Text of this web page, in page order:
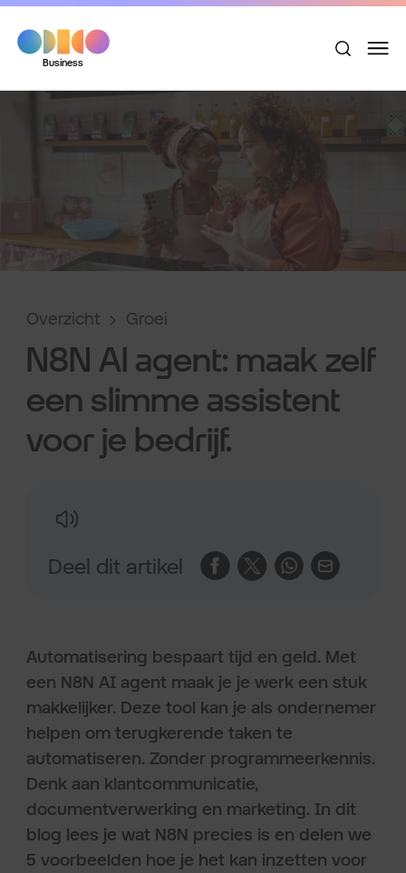
Business
Overzicht Groei
N8N AI agent: maak zelf
een slimme assistent
voor je bedrijf.
Deel dit artikel
Automatisering bespaart tijd en geld. Met
een N8N AI agent maak je je werk een stuk
makkelijker. Deze tool kan je als ondernemer
helpen om terugkerende taken te
automatiseren. Zonder programmeerkennis.
Denk aan klantcommunicatie,
documentverwerking en marketing. In dit
blog lees je wat N8N precies is en delen we
5 voorbeelden hoe je het kan inzetten voor